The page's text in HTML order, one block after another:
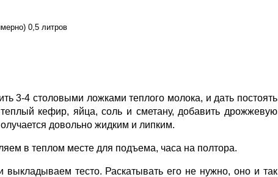
0,5 литров
3-4 столовыми ложками теплого молока, и дать постоять
кефир, яйца, соль и сметану, добавить дрожжевую
довольно жидким и липким.
в теплом месте для подъема, часа на полтора.
тесто. Раскатывать его не нужно, оно и так